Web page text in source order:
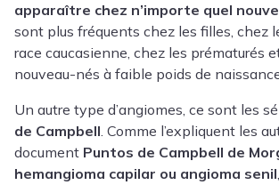
apparaître chez n’importe quel
sont plus fréquents chez les filles, chez
race caucasienne, chez les prématurés
nouveau-nés à faible poids de
Un autre type d’angiomes, ce sont les
de Campbell. Comme l’expliquent les
document Puntos de Campbell de
hemangioma capilar ou angioma senil